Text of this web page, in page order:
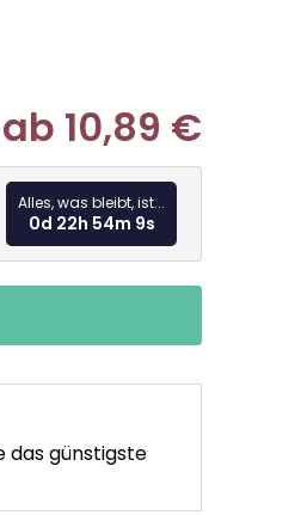
ab 10,89 €
Alles, was bleibt, ist...
0d 22h 54m 8s
das günstigste